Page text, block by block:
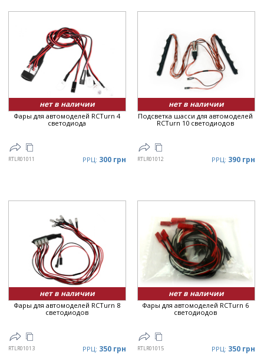
▼
Цена ▲
Цена
нет в наличии
Фары для автомоделей RCTurn 4
светодиода
RTLR01011 РРЦ: 300 грн
нет в наличии
Подсветка шасси для автомоделей
RCTurn 10 светодиодов
RTLR01012 РРЦ: 390 грн
нет в наличии
Фары для автомоделей RCTurn 8
светодиодов
RTLR01013 РРЦ: 350 грн
нет в наличии
Фары для автомоделей RCTurn 6
светодиодов
RTLR01015 РРЦ: 350 грн